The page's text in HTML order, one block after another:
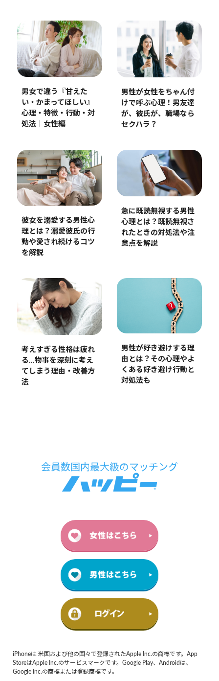
男女で違う『甘えた
い・かまってほしい』
心理・特徴・行動・対
処法｜女性編
男性が女性をちゃん付
けで呼ぶ心理！男友達
が、彼氏が、職場なら
セクハラ？
彼女を溺愛する男性心
理とは？溺愛彼氏の行
動や愛され続けるコツ
を解説
急に既読無視する男性
心理とは？既読無視さ
れたときの対処法や注
意点を解説
考えすぎる性格は疲れ
る…物事を深刻に考え
てしまう理由・改善方
法
男性が好き避けする理
由とは？その心理やよ
くある好き避け行動と
対処法も
iPhoneは 米国および他の国々で登録されたApple Inc.の商標です。App
StoreはApple Inc.のサービスマークです。Google Play、Androidは、
Google Inc.の商標または登録商標です。